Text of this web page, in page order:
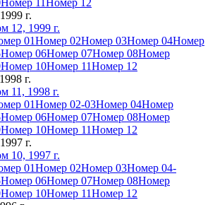
Номер 11Номер 12
г.
12, 1999 г.
01Номер 02Номер 03Номер 04Номер
Номер 06Номер 07Номер 08Номер
Номер 10Номер 11Номер 12
г.
11, 1998 г.
01Номер 02-03Номер 04Номер
Номер 06Номер 07Номер 08Номер
Номер 10Номер 11Номер 12
г.
10, 1997 г.
01Номер 02Номер 03Номер 04-
Номер 06Номер 07Номер 08Номер
Номер 10Номер 11Номер 12